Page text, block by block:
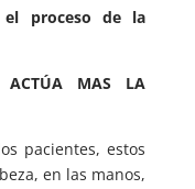
el proceso de la
ACTÚA MAS LA
pacientes, estos
en las manos,